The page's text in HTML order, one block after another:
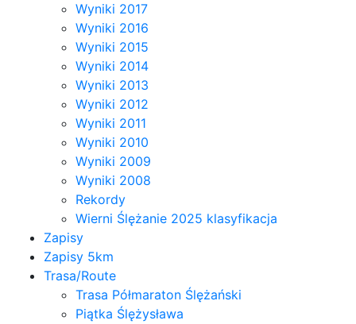
Wyniki 2017
Wyniki 2016
Wyniki 2015
Wyniki 2014
Wyniki 2013
Wyniki 2012
Wyniki 2011
Wyniki 2010
Wyniki 2009
Wyniki 2008
Rekordy
Wierni Ślężanie 2025 klasyfikacja
Zapisy
Zapisy 5km
Trasa/Route
Trasa Półmaraton Ślężański
Piątka Ślężysława